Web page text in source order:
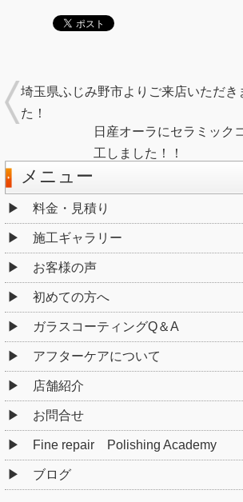
埼玉県ふじみ野市よりご来店いただき
た！
日産オーラにセラミック
工しました！！
メニュー
料金・見積り
施工ギャラリー
お客様の声
初めての方へ
ガラスコーティングQ＆A
アフターケアについて
店舗紹介
お問合せ
Fine repair Polishing Academy
ブログ